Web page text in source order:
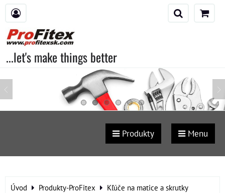
...let's make things better
Produkty Menu
Úvod Produkty-ProFitex
Kľúče na matice a skrutky